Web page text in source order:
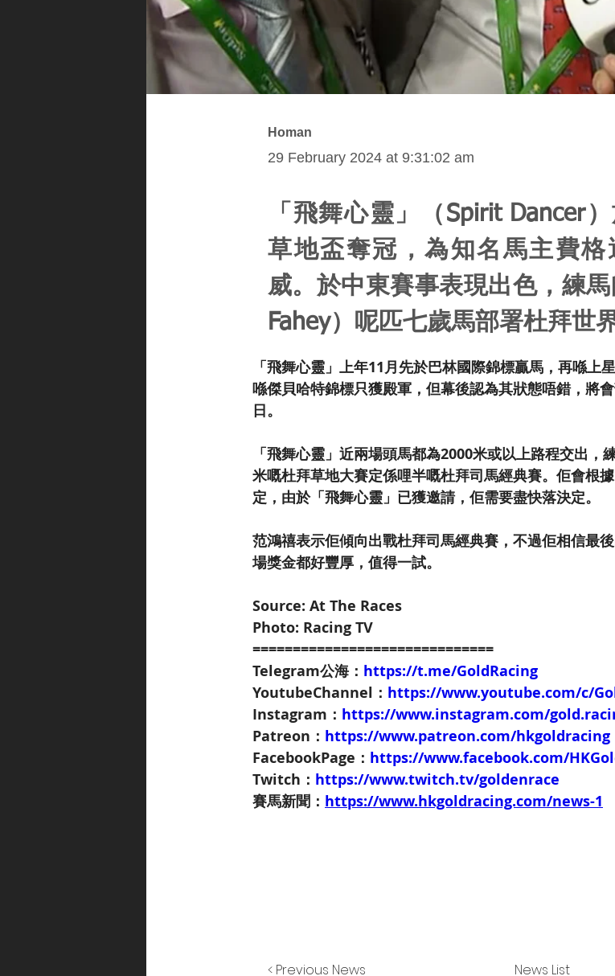
Homan
29 February 2024 at 9:31:02 am
「飛舞心靈」（Spirit Dancer
草地盃奪冠，為知名馬主費
威。於中東賽事表現出色，練
Fahey）呢匹七歲馬部署杜拜世
「飛舞心靈」上年11月先於巴林國際錦標贏馬，再喺上
喺傑貝哈特錦標只獲殿軍，但幕後認為其狀態唔錯，將
日。
「飛舞心靈」近兩場頭馬都為2000米或以上路程交出，
米嘅杜拜草地大賽定係哩半嘅杜拜司馬經典賽。佢會根
定，由於「飛舞心靈」已獲邀請，佢需要盡快落決定。
范鴻禧表示佢傾向出戰杜拜司馬經典賽，不過佢相信最
場獎金都好豐厚，值得一試。
Source: At The Races
Photo: Racing TV
==============================
Telegram公海： https://t.me/GoldRacing
YoutubeChannel： https://www.youtube.com/c/
Instagram： https://www.instagram.com/
Patreon： https://www.patreon.com/hkgoldracing
FacebookPage： https://www.facebook.com/
Twitch： https://www.twitch.tv/goldenrace
賽馬新聞： https://www.hkgoldracing.com/news-1
< Previous News News List